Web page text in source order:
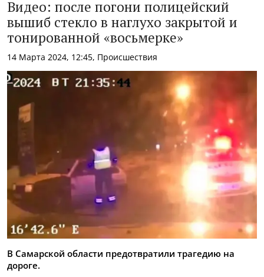
Видео: после погони полицейский
вышиб стекло в наглухо закрытой и
тонированной «восьмерке»
14 Марта 2024, 12:45, Происшествия
В Самарской области предотвратили трагедию на
дороге.